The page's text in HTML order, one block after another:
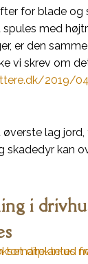
for blade og
med
er den
vi skrev om
2019/
øverste lag
skadedyr kan
i